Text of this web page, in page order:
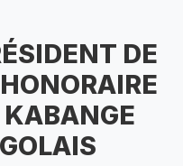
DE